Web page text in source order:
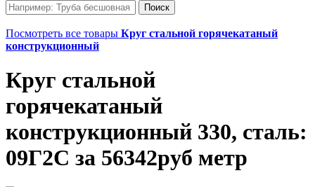
Посмотреть все товары Круг стальной горячекатаный
конструкционный
Круг стальной
горячекатаный
конструкционный 330, сталь:
09Г2С за 56342руб метр